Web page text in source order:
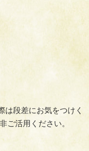
は段差にお気をつけく
ご活用ください。